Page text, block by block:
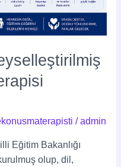
/admin
Eğitim Bakanlığı
olup, dil,